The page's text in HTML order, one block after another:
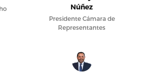
Núñez
Presidente Cámara de
Representantes